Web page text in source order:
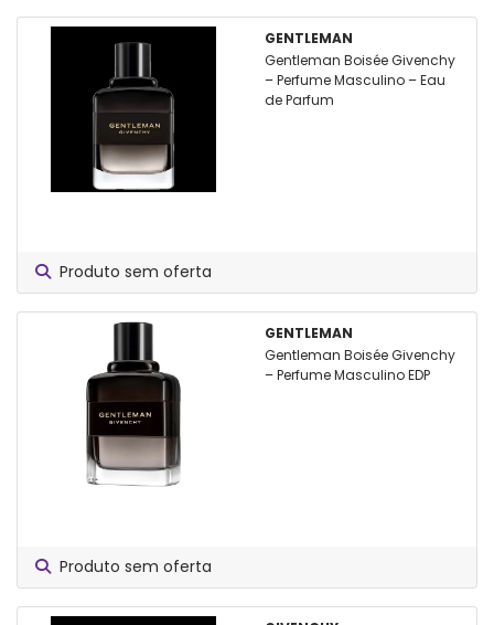
GENTLEMAN
Gentleman Boisée Givenchy
– Perfume Masculino – Eau
de Parfum
Produto sem oferta
GENTLEMAN
Gentleman Boisée Givenchy
– Perfume Masculino EDP
Produto sem oferta